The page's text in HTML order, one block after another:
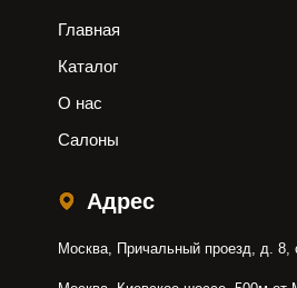
Главная
Каталог
О нас
Салоны
Адрес
Москва, Причальный проезд, д. 8,